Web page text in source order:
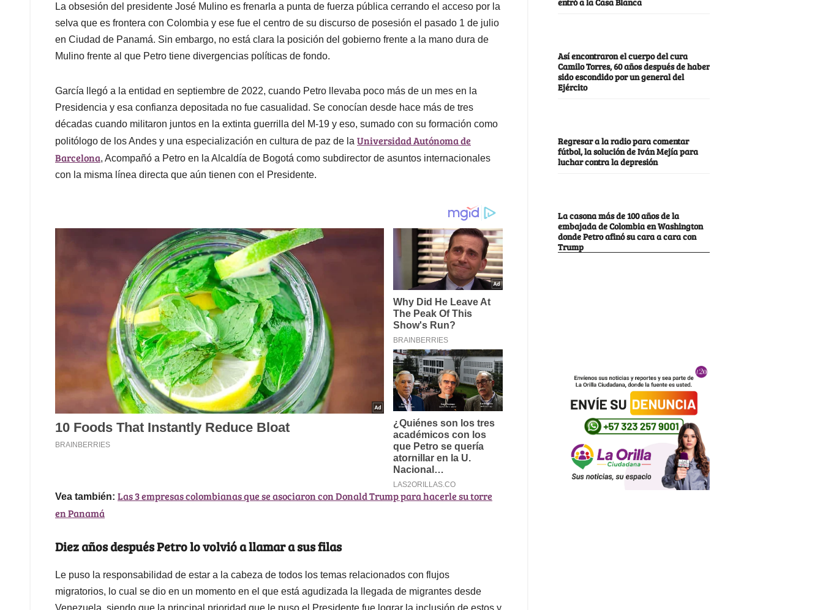
La obsesión del presidente José Mulino es frenarla a punta de fuerza pública cerrando el acceso por la
selva que es frontera con Colombia y ese fue el centro de su discurso de posesión el pasado 1 de julio
en Ciudad de Panamá. Sin embargo, no está clara la posición del gobierno frente a la mano dura de
Mulino frente al que Petro tiene divergencias políticas de fondo.
García llegó a la entidad en septiembre de 2022, cuando Petro llevaba poco más de un mes en la
Presidencia y esa confianza depositada no fue casualidad. Se conocían desde hace más de tres
décadas cuando militaron juntos en la extinta guerrilla del M-19 y eso, sumado con su formación como
politólogo de los Andes y una especialización en cultura de paz de la Universidad Autónoma de
Barcelona, Acompañó a Petro en la Alcaldía de Bogotá como subdirector de asuntos internacionales
con la misma línea directa que aún tienen con el Presidente.
Vea también: Las 3 empresas colombianas que se asociaron con Donald Trump para hacerle su torre
en Panamá
Diez años después Petro lo volvió a llamar a sus filas
Le puso la responsabilidad de estar a la cabeza de todos los temas relacionados con flujos
migratorios, lo cual se dio en un momento en el que está agudizada la llegada de migrantes desde
Venezuela, siendo que la principal prioridad que le puso el Presidente fue lograr la inclusión de estos y
Así encontraron el cuerpo del cura
Camilo Torres, 60 años después de haber
sido escondido por un general del
Ejército
Regresar a la radio para comentar
fútbol, la solución de Iván Mejía para
luchar contra la depresión
La casona más de 100 años de la
embajada de Colombia en Washington
donde Petro afinó su cara a cara con
Trump